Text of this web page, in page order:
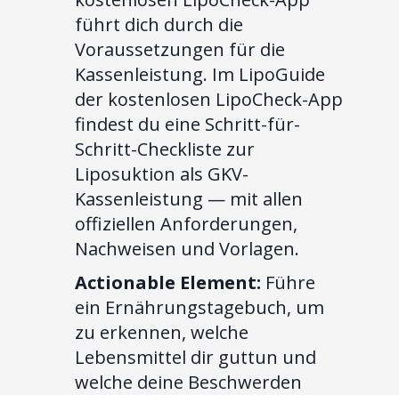
führt dich durch die
Voraussetzungen für die
Kassenleistung. Im LipoGuide
der kostenlosen LipoCheck-App
findest du eine Schritt-für-
Schritt-Checkliste zur
Liposuktion als GKV-
Kassenleistung — mit allen
offiziellen Anforderungen,
Nachweisen und Vorlagen.
Actionable Element: Führe
ein Ernährungstagebuch, um
zu erkennen, welche
Lebensmittel dir guttun und
welche deine Beschwerden